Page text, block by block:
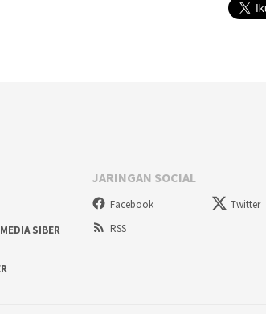
SIBER
JARINGAN SOCIAL
Facebook Twitter
RSS